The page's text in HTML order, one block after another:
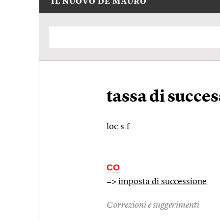
IL NUOVO DE MAURO
tassa di
loc.s.f.
CO
=> imposta di successione
Correzioni e suggerimenti